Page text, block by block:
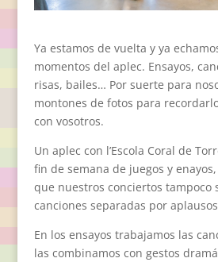
Ya estamos de vuelta y ya
momentos del aplec. Ensayos,
risas, bailes… Por suerte para
montones de fotos para
con vosotros.
Un aplec con l’Escola Coral de
fin de semana de juegos y
que nuestros conciertos tampoco
canciones separadas por
En los ensayos trabajamos las
las combinamos con gestos